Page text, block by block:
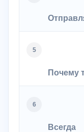
5
Почему
6
Всегда